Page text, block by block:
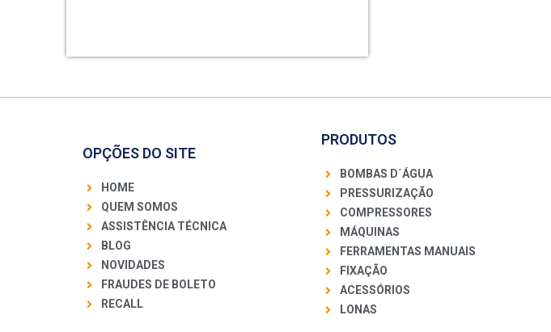
OPÇÕES DO SITE
HOME
QUEM SOMOS
ASSISTÊNCIA TÉCNICA
BLOG
NOVIDADES
FRAUDES DE BOLETO
RECALL
PRODUTOS
BOMBAS D´ÁGUA
PRESSURIZAÇÃO
COMPRESSORES
MÁQUINAS
FERRAMENTAS MANUAIS
FIXAÇÃO
ACESSÓRIOS
LONAS